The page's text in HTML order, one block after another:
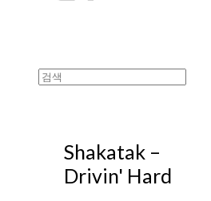
Shakatak ‎–
Drivin' Hard